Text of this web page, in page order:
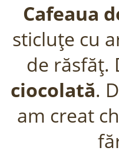
Cafeaua
sticluţe cu
de răsfăţ.
ciocolată.
am creat